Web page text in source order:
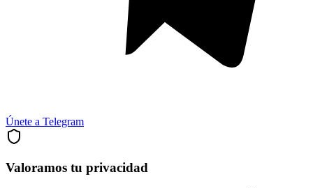
Únete a Telegram
Valoramos tu privacidad